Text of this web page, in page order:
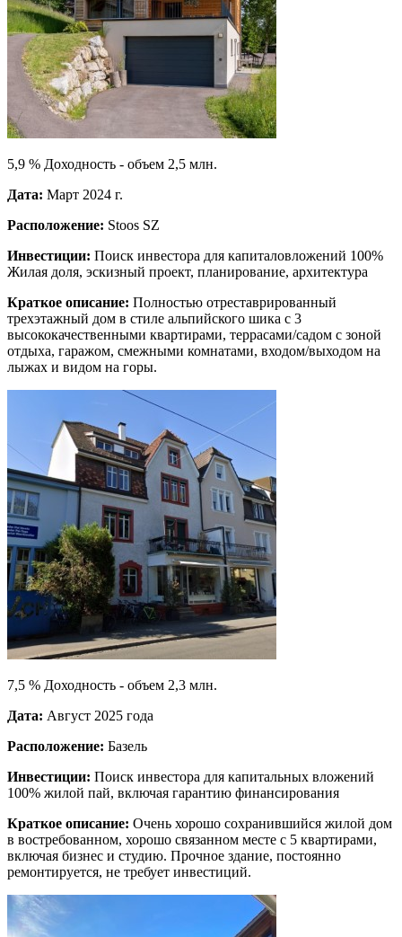
5,9 % Доходность - объем 2,5 млн.
Дата: Март 2024 г.
Расположение: Stoos SZ
Инвестиции: Поиск инвестора для капиталовложений 100%
Жилая доля, эскизный проект, планирование, архитектура
Краткое описание: Полностью отреставрированный
трехэтажный дом в стиле альпийского шика с 3
высококачественными квартирами, террасами/садом с зоной
отдыха, гаражом, смежными комнатами, входом/выходом на
лыжах и видом на горы.
7,5 % Доходность - объем 2,3 млн.
Дата: Август 2025 года
Расположение: Базель
Инвестиции: Поиск инвестора для капитальных вложений
100% жилой пай, включая гарантию финансирования
Краткое описание: Очень хорошо сохранившийся жилой дом
в востребованном, хорошо связанном месте с 5 квартирами,
включая бизнес и студию. Прочное здание, постоянно
ремонтируется, не требует инвестиций.